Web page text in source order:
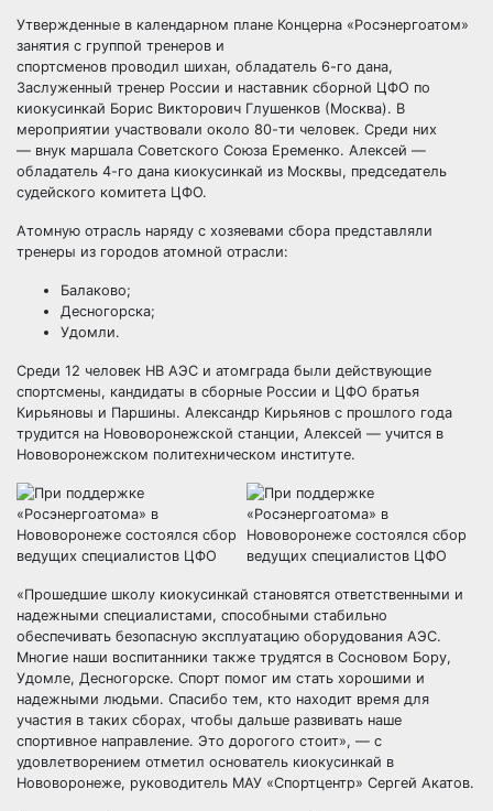
​Утвержденные в календарном плане Концерна «Росэнергоатом»
занятия с группой тренеров и
спортсменов проводил шихан, обладатель 6-го дана,
Заслуженный тренер России и наставник сборной ЦФО по
киокусинкай Борис Викторович Глушенков (Москва). В
мероприятии участвовали около 80-ти человек. Среди них
— внук маршала Советского Союза Еременко. Алексей —
обладатель 4-го дана киокусинкай из Москвы, председатель
судейского комитета ЦФО.
​Атомную отрасль наряду с хозяевами сбора представляли
тренеры из городов атомной отрасли:
Балаково;
Десногорска;
Удомли.
Среди 12 человек НВ АЭС и атомграда были действующие
спортсмены, кандидаты в сборные России и ЦФО братья
Кирьяновы и Паршины. Александр Кирьянов с прошлого года
трудится на Нововоронежской станции, Алексей — учится в
Нововоронежском политехническом институте.
​«Прошедшие школу киокусинкай становятся ответственными и
надежными специалистами, способными стабильно
обеспечивать безопасную эксплуатацию оборудования АЭС.
Многие наши воспитанники также трудятся в Сосновом Бору,
Удомле, Десногорске. Спорт помог им стать хорошими и
надежными людьми. Спасибо тем, кто находит время для
участия в таких сборах, чтобы дальше развивать наше
спортивное направление. Это дорогого стоит», — с
удовлетворением отметил основатель киокусинкай в
Нововоронеже, руководитель МАУ «Спортцентр» Сергей Акатов.